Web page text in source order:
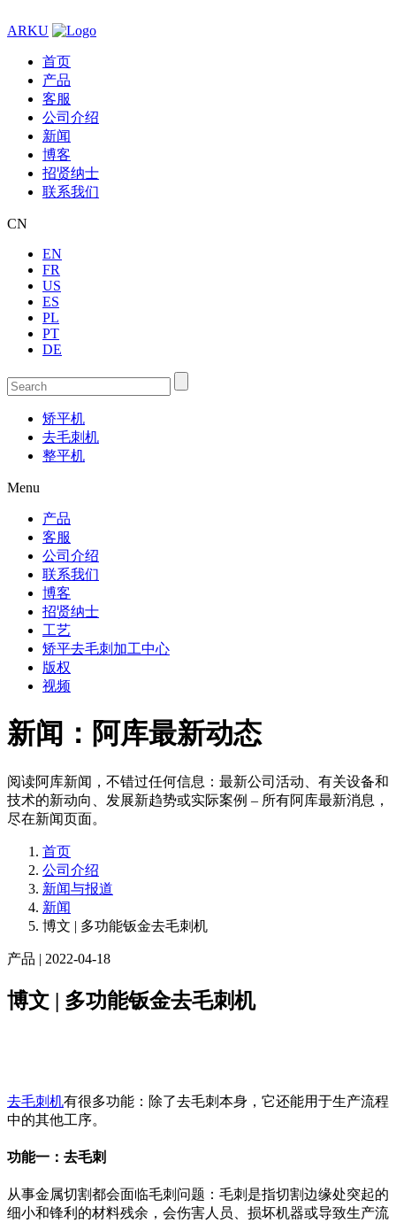
ARKU
首页
产品
客服
公司介绍
新闻
博客
招贤纳士
联系我们
CN
EN
FR
US
ES
PL
PT
DE
矫平机
去毛刺机
整平机
Menu
产品
客服
公司介绍
联系我们
博客
招贤纳士
工艺
矫平去毛刺加工中心
版权
视频
新闻：阿库最新动态
阅读阿库新闻，不错过任何信息：最新公司活动、有关设备和
技术的新动向、发展新趋势或实际案例 – 所有阿库最新消息，
尽在新闻页面。
首页
公司介绍
新闻与报道
新闻
博文 | 多功能钣金去毛刺机
产品 | 2022-04-18
博文 | 多功能钣金去毛刺机
去毛刺机有很多功能：除了去毛刺本身，它还能用于生产流程
中的其他工序。
功能一：去毛刺
从事金属切割都会面临毛刺问题：毛刺是指切割边缘处突起的
细小和锋利的材料残余，会伤害人员、损坏机器或导致生产流